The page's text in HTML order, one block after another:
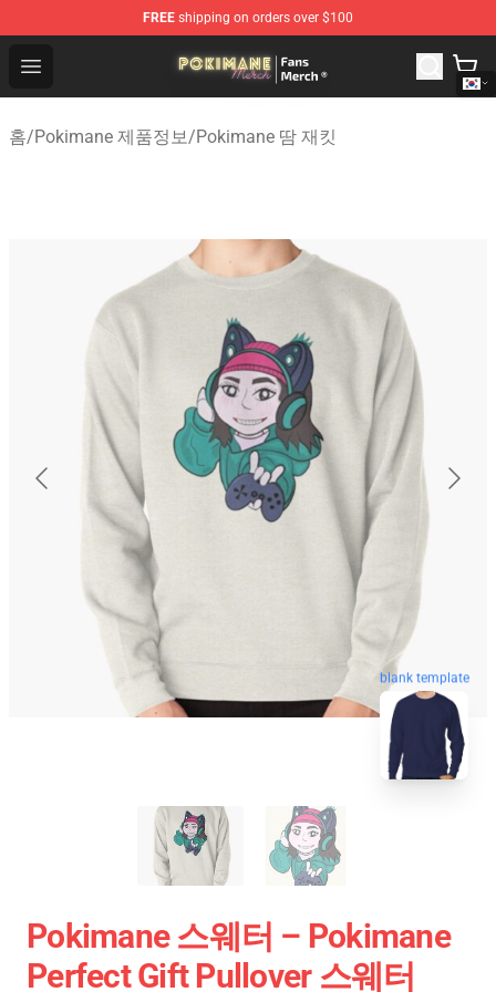
FREE shipping on orders over $100
Open menu
Pokimane Store - Official Pokimane Merchandise Shop
홈/Pokimane 제품정보/Pokimane 땀 재킷
blank template
Pokimane 스웨터 – Pokimane
Perfect Gift Pullover 스웨터